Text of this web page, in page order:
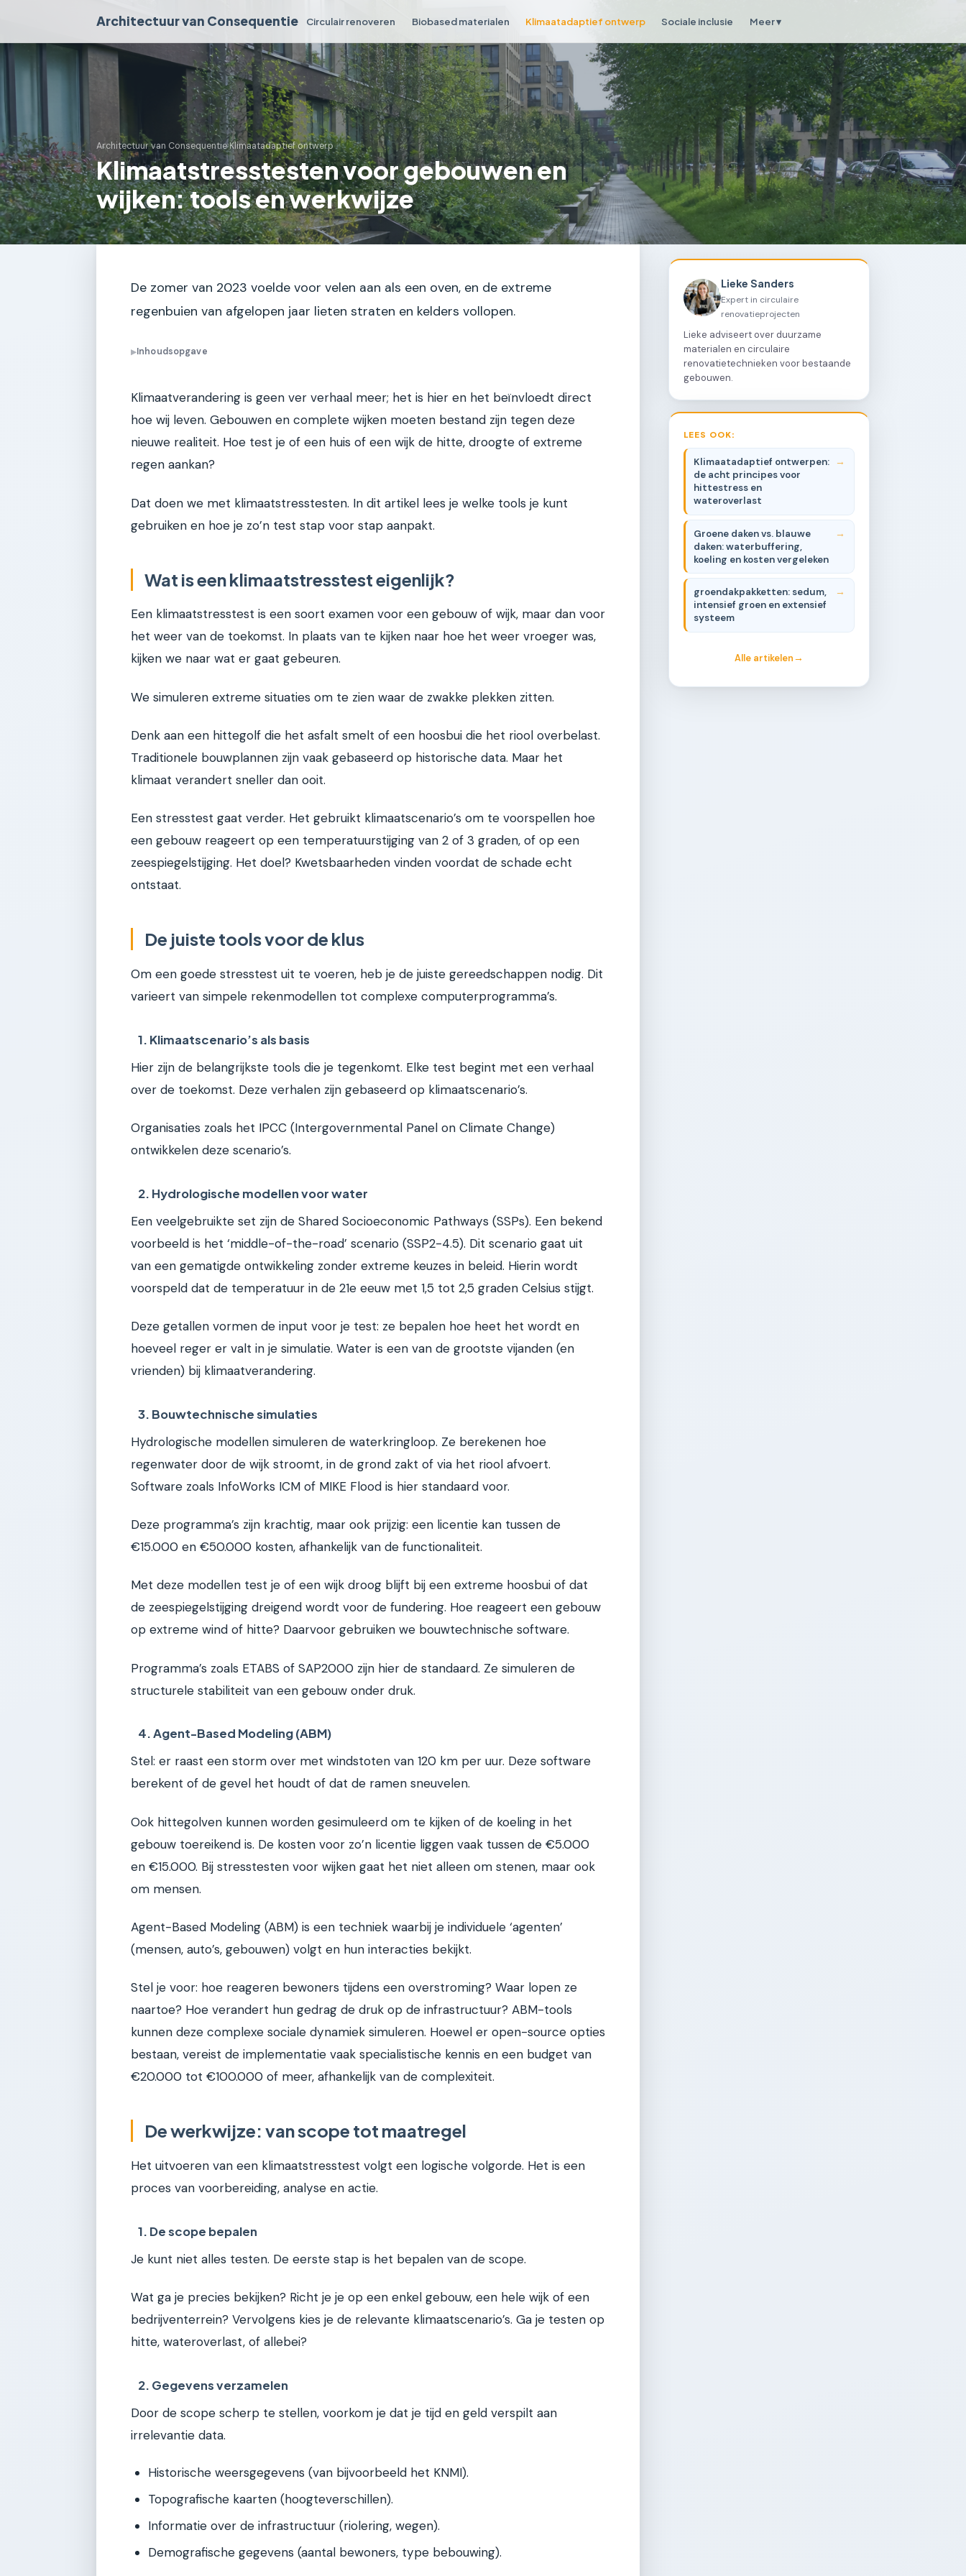
Architectuur van Consequentie Circulair renoveren Biobased materialen Klimaatadaptief ontwerp Sociale inclusie Meer ▾
Architectuur van Consequentie›Klimaatadaptief ontwerp
Klimaatstresstesten voor gebouwen en
wijken: tools en werkwijze
De zomer van 2023 voelde voor velen aan als een oven, en de extreme
regenbuien van afgelopen jaar lieten straten en kelders vollopen.
▶Inhoudsopgave
Klimaatverandering is geen ver verhaal meer; het is hier en het beïnvloedt direct
hoe wij leven. Gebouwen en complete wijken moeten bestand zijn tegen deze
nieuwe realiteit. Hoe test je of een huis of een wijk de hitte, droogte of extreme
regen aankan?
Dat doen we met klimaatstresstesten. In dit artikel lees je welke tools je kunt
gebruiken en hoe je zo’n test stap voor stap aanpakt.
Wat is een klimaatstresstest eigenlijk?
Een klimaatstresstest is een soort examen voor een gebouw of wijk, maar dan voor
het weer van de toekomst. In plaats van te kijken naar hoe het weer vroeger was,
kijken we naar wat er gaat gebeuren.
We simuleren extreme situaties om te zien waar de zwakke plekken zitten.
Denk aan een hittegolf die het asfalt smelt of een hoosbui die het riool overbelast.
Traditionele bouwplannen zijn vaak gebaseerd op historische data. Maar het
klimaat verandert sneller dan ooit.
Een stresstest gaat verder. Het gebruikt klimaatscenario’s om te voorspellen hoe
een gebouw reageert op een temperatuurstijging van 2 of 3 graden, of op een
zeespiegelstijging. Het doel? Kwetsbaarheden vinden voordat de schade echt
ontstaat.
De juiste tools voor de klus
Om een goede stresstest uit te voeren, heb je de juiste gereedschappen nodig. Dit
varieert van simpele rekenmodellen tot complexe computerprogramma’s.
1. Klimaatscenario’s als basis
Hier zijn de belangrijkste tools die je tegenkomt. Elke test begint met een verhaal
over de toekomst. Deze verhalen zijn gebaseerd op klimaatscenario’s.
Organisaties zoals het IPCC (Intergovernmental Panel on Climate Change)
ontwikkelen deze scenario’s.
2. Hydrologische modellen voor water
Een veelgebruikte set zijn de Shared Socioeconomic Pathways (SSPs). Een bekend
voorbeeld is het ‘middle-of-the-road’ scenario (SSP2-4.5). Dit scenario gaat uit
van een gematigde ontwikkeling zonder extreme keuzes in beleid. Hierin wordt
voorspeld dat de temperatuur in de 21e eeuw met 1,5 tot 2,5 graden Celsius stijgt.
Deze getallen vormen de input voor je test: ze bepalen hoe heet het wordt en
hoeveel reger er valt in je simulatie. Water is een van de grootste vijanden (en
vrienden) bij klimaatverandering.
3. Bouwtechnische simulaties
Hydrologische modellen simuleren de waterkringloop. Ze berekenen hoe
regenwater door de wijk stroomt, in de grond zakt of via het riool afvoert.
Software zoals InfoWorks ICM of MIKE Flood is hier standaard voor.
Deze programma’s zijn krachtig, maar ook prijzig: een licentie kan tussen de
€15.000 en €50.000 kosten, afhankelijk van de functionaliteit.
Met deze modellen test je of een wijk droog blijft bij een extreme hoosbui of dat
de zeespiegelstijging dreigend wordt voor de fundering. Hoe reageert een gebouw
op extreme wind of hitte? Daarvoor gebruiken we bouwtechnische software.
Programma’s zoals ETABS of SAP2000 zijn hier de standaard. Ze simuleren de
structurele stabiliteit van een gebouw onder druk.
4. Agent-Based Modeling (ABM)
Stel: er raast een storm over met windstoten van 120 km per uur. Deze software
berekent of de gevel het houdt of dat de ramen sneuvelen.
Ook hittegolven kunnen worden gesimuleerd om te kijken of de koeling in het
gebouw toereikend is. De kosten voor zo’n licentie liggen vaak tussen de €5.000
en €15.000. Bij stresstesten voor wijken gaat het niet alleen om stenen, maar ook
om mensen.
Agent-Based Modeling (ABM) is een techniek waarbij je individuele ‘agenten’
(mensen, auto’s, gebouwen) volgt en hun interacties bekijkt.
Stel je voor: hoe reageren bewoners tijdens een overstroming? Waar lopen ze
naartoe? Hoe verandert hun gedrag de druk op de infrastructuur? ABM-tools
kunnen deze complexe sociale dynamiek simuleren. Hoewel er open-source opties
bestaan, vereist de implementatie vaak specialistische kennis en een budget van
€20.000 tot €100.000 of meer, afhankelijk van de complexiteit.
De werkwijze: van scope tot maatregel
Het uitvoeren van een klimaatstresstest volgt een logische volgorde. Het is een
proces van voorbereiding, analyse en actie.
1. De scope bepalen
Je kunt niet alles testen. De eerste stap is het bepalen van de scope.
Wat ga je precies bekijken? Richt je je op een enkel gebouw, een hele wijk of een
bedrijventerrein? Vervolgens kies je de relevante klimaatscenario’s. Ga je testen op
hitte, wateroverlast, of allebei?
2. Gegevens verzamelen
Door de scope scherp te stellen, voorkom je dat je tijd en geld verspilt aan
irrelevantie data.
Historische weersgegevens (van bijvoorbeeld het KNMI).
Topografische kaarten (hoogteverschillen).
Informatie over de infrastructuur (riolering, wegen).
Demografische gegevens (aantal bewoners, type bebouwing).
Lieke Sanders
Expert in circulaire
renovatieprojecten
Lieke adviseert over duurzame
materialen en circulaire
renovatietechnieken voor bestaande
gebouwen.
LEES OOK:
Klimaatadaptief ontwerpen:
de acht principes voor
hittestress en
wateroverlast
Groene daken vs. blauwe
daken: waterbuffering,
koeling en kosten vergeleken
groendakpakketten: sedum,
intensief groen en extensief
systeem
Alle artikelen